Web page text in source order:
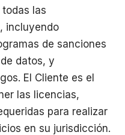
las
incluyendo
de sanciones
datos, y
El Cliente es el
las licencias,
para realizar
en su jurisdicción.